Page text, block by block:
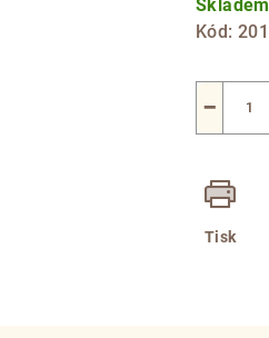
Skladem
Kód: 201
−
Tisk